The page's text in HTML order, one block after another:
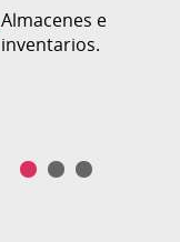
Almacenes e
inventarios.